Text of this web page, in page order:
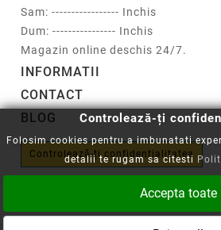
Sam: ----------------- Inchis
Dum: ---------------- Inchis
Magazin online deschis 24/7.
INFORMATII
CONTACT
BLOG
Controlează-ți confidențialitatea
Controlează-ți
Folosim cookies pentru a imbunatati
detalii te rugam sa citesti
Accepta toate